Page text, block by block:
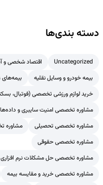
دسته بندی‌ها
Uncategorized
اقتصاد شخصی و
بیمه خودرو و وسایل نقلیه
بیمه‌های
خرید لوازم ورزشی تخصصی (فوتبال،
مشاوره تخصصی امنیت سایبری و داده‌ها
مشاوره تخصصی تحصیلی
مشاوره
مشاوره تخصصی حقوقی
مشاوره تخصصی حل مشکلات نرم افزاری
مشاوره تخصصی خرید و مقایسه بیمه